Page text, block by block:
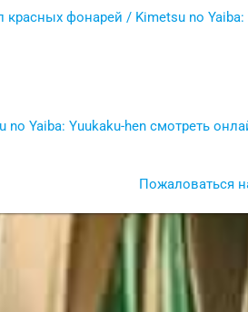
фонарей / Kimetsu no Yaiba:
Yaiba: Yuukaku-hen смотреть
Пожаловаться